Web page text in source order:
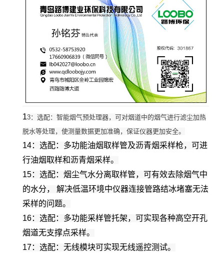
13：选配：智能烟气预处理器，可对烟道中的烟气进行滤尘加热
脱水等处理，使测量数据更加准确，保证仪器更加安全。
14：选配：多功能油烟取样管及沥青烟采样枪，可进
行油烟取样和沥青烟采样。
15：选配：烟尘气水分离取样管，可有效去除烟气中
的水分， 解决低温环境中仪器连接管路结冰堵塞无法
采样的问题。
16：选配：多功能采样管托架，可实现各种高空开孔
烟道无支撑点采样。
17：选配：无线模块可实现无线遥控测试。